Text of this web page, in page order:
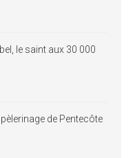
le saint aux 30 000
de Pentecôte